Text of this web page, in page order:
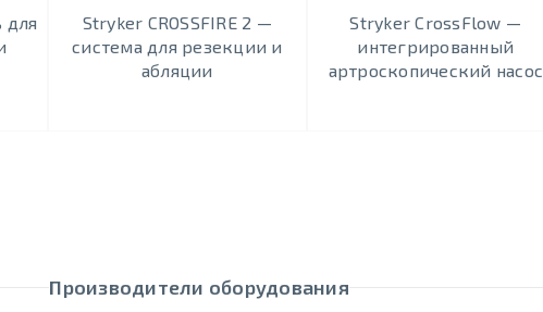
для
Stryker CROSSFIRE 2 —
система для резекции и
абляции
Stryker CrossFlow —
интегрированный
артроскопический насос
Производители оборудования